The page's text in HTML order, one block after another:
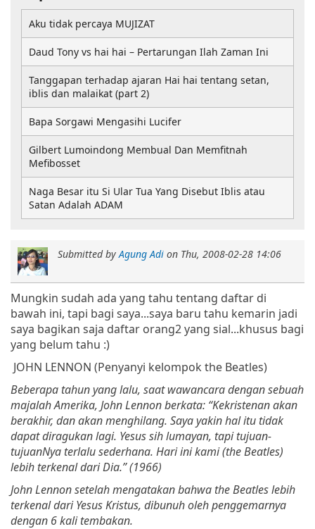
Submitted by Agung Adion Thu, 2008-02-28 14:06
Mungkin sudah ada yang tahu tentang daftar di
bawah ini, tapi bagi saya...saya baru tahu kemarin jadi
saya bagikan saja daftar orang2 yang sial...khusus bagi
yang belum tahu :)
JOHN LENNON (Penyanyi kelompok the Beatles)
Beberapa tahunyanglalu, saat wawancaradengansebuah
majalahAmerika, John Lennonberkata: “Kekristenanakan
berakhir, danakanmenghilang. Sayayakinhalitu tidak
dapatdiragukanlagi. Yesussihlumayan, tapi tujuan-
tujuanNya terlalusederhana. Hariinikami(the Beatles)
lebih terkenaldariDia.”(1966)
John Lennonsetelahmengatakanbahwa the Beatleslebih
terkenaldari YesusKristus, dibunuholehpenggemarnya
dengan 6 kalitembakan.
Aku tidak percaya MUJIZAT
Daud Tony vs hai hai – Pertarungan Ilah Zaman Ini
Tanggapan terhadap ajaran Hai hai tentang setan,
iblis dan malaikat (part 2)
Bapa Sorgawi Mengasihi Lucifer
Gilbert Lumoindong Membual Dan Memfitnah
Mefibosset
Naga Besar itu Si Ular Tua Yang Disebut Iblis atau
Satan Adalah ADAM